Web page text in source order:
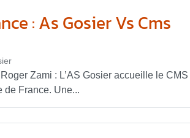
: As Gosier Vs Cms
Zami : L’AS Gosier accueille le CMS
de France. Une...